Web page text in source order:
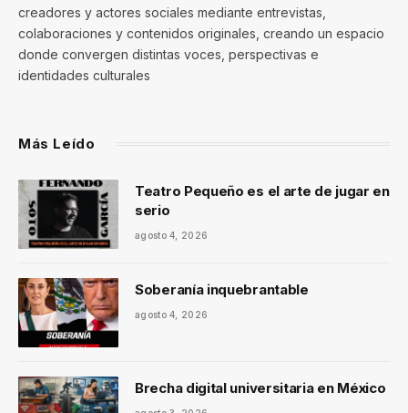
creadores y actores sociales mediante entrevistas,
colaboraciones y contenidos originales, creando un espacio
donde convergen distintas voces, perspectivas e
identidades culturales
Más Leído
Teatro Pequeño es el arte de jugar en
serio
agosto 4, 2026
Soberanía inquebrantable
agosto 4, 2026
Brecha digital universitaria en México